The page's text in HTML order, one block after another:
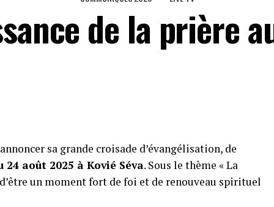
de la prière
sa grande croisade d’évangélisation, de
24 août 2025 à Kovié Séva. Sous le thème « La
un moment fort de foi et de renouveau spirituel